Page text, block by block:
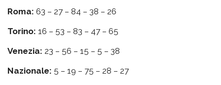
Roma: 63 – 27 – 84 – 38 – 26
Torino: 16 – 53 – 83 – 47 – 65
Venezia: 23 – 56 – 15 – 5 – 38
Nazionale: 5 – 19 – 75 – 28 – 27